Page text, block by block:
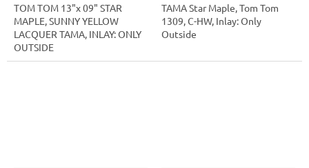
TOM TOM 13"x 09" STAR
MAPLE, SUNNY YELLOW
LACQUER TAMA, INLAY: ONLY
OUTSIDE
TAMA Star Maple, Tom Tom
1309, C-HW, Inlay: Only
Outside